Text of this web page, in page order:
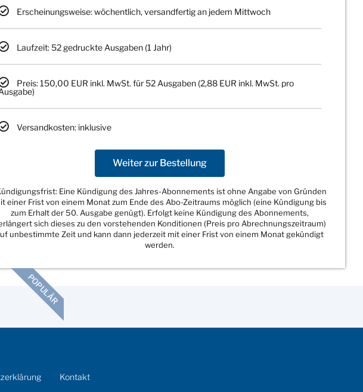
Erscheinungsweise: wöchentlich, versandfertig an jedem Mittwoch
Laufzeit: 52 gedruckte Ausgaben (1 Jahr)
Preis: 150,00 EUR inkl. MwSt. für 52 Ausgaben (2,88 EUR inkl. MwSt. pro
Versandkosten: inklusive
Weiter zur Bestellung
Eine Kündigung des Jahres-Abonnements ist ohne Angabe von Gründen
einer Frist von einem Monat zum Ende des Abo-Zeitraums möglich (eine Kündigung bis
zum Erhalt der 50. Ausgabe genügt). Erfolgt keine Kündigung des Abonnements,
sich dieses zu den vorstehenden Konditionen (Preis pro Abrechnungszeitraum)
unbestimmte Zeit und kann dann jederzeit mit einer Frist von einem Monat gekündigt
werden.
POPULÄR
Kontakt